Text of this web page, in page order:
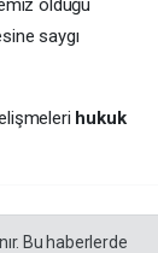
olduğu
saygı
hukuk
Bu haberlerde